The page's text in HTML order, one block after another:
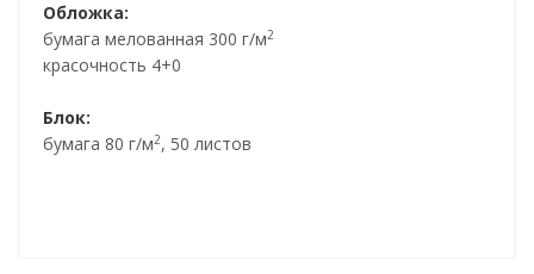
Обложка:
бумага мелованная 300 г/м2
красочность 4+0
Блок:
бумага 80 г/м2, 50 листов